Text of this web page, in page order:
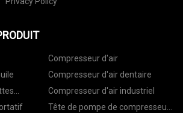
Compresseur d'air
Compresseur d'air dentaire
Compresseur d'air industriel
Tête de pompe de compresseur